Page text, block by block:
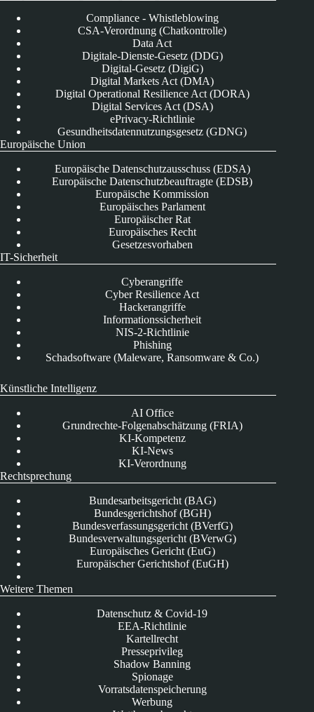
Compliance - Whistleblowing
CSA-Verordnung (Chatkontrolle)
Data Act
Digitale-Dienste-Gesetz (DDG)
Digital-Gesetz (DigiG)
Digital Markets Act (DMA)
Digital Operational Resilience Act (DORA)
Digital Services Act (DSA)
ePrivacy-Richtlinie
Gesundheitsdatennutzungsgesetz (GDNG)
Europäische Union
Europäische Datenschutzausschuss (EDSA)
Europäische Datenschutzbeauftragte (EDSB)
Europäische Kommission
Europäisches Parlament
Europäischer Rat
Europäisches Recht
Gesetzesvorhaben
IT-Sicherheit
Cyberangriffe
Cyber Resilience Act
Hackerangriffe
Informationssicherheit
NIS-2-Richtlinie
Phishing
Schadsoftware (Maleware, Ransomware & Co.)
Künstliche Intelligenz
AI Office
Grundrechte-Folgenabschätzung (FRIA)
KI-Kompetenz
KI-News
KI-Verordnung
Rechtsprechung
Bundesarbeitsgericht (BAG)
Bundesgerichtshof (BGH)
Bundesverfassungsgericht (BVerfG)
Bundesverwaltungsgericht (BVerwG)
Europäisches Gericht (EuG)
Europäischer Gerichtshof (EuGH)
Weitere Themen
Datenschutz & Covid-19
EEA-Richtlinie
Kartellrecht
Presseprivileg
Shadow Banning
Spionage
Vorratsdatenspeicherung
Werbung